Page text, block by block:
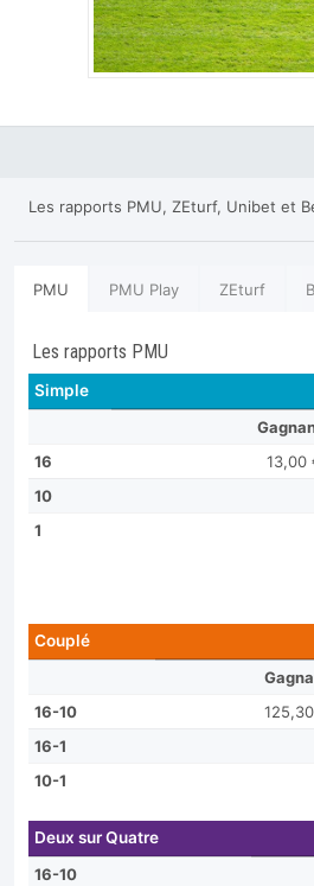
Les rapports PMU, ZEturf, Unibet et
PMU PMU Play ZEturf
Les rapports PMU
Simple
16
13,00
10
1
Couplé
16-10
16-1
10-1
Deux sur Quatre
16-10